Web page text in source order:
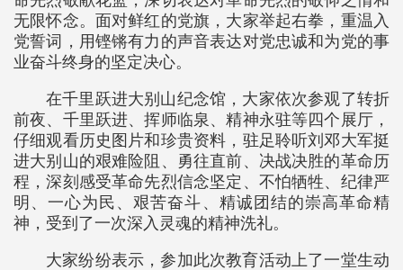
无限怀念。面对鲜红的党旗，大家举起右拳，重温入
党誓词，用铿锵有力的声音表达对党忠诚和为党的事
业奋斗终身的坚定决心。
在千里跃进大别山纪念馆，大家依次参观了转折
前夜、千里跃进、挥师临泉、精神永驻等四个展厅，
仔细观看历史图片和珍贵资料，驻足聆听刘邓大军挺
进大别山的艰难险阻、勇往直前、决战决胜的革命历
程，深刻感受革命先烈信念坚定、不怕牺牲、纪律严
明、一心为民、艰苦奋斗、精诚团结的崇高革命精
神，受到了一次深入灵魂的精神洗礼。
大家纷纷表示，参加此次教育活动上了一堂生动